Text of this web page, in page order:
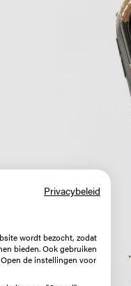
Privacybeleid
wordt bezocht, zodat
bieden. Ook gebruiken
de instellingen voor